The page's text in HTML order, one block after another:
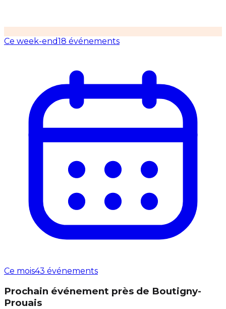
Ce week-end18 événements
Ce mois43 événements
Prochain événement près de Boutigny-
Prouais